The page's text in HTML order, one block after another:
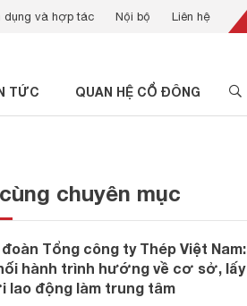
dụng và hợp tác Nội bộ Liên hệ
TỨC QUAN HỆ CỔ ĐÔNG
chuyên mục
Tổng công ty Thép Việt Nam:
hành trình hướng về cơ sở, lấy
lao động làm trung tâm